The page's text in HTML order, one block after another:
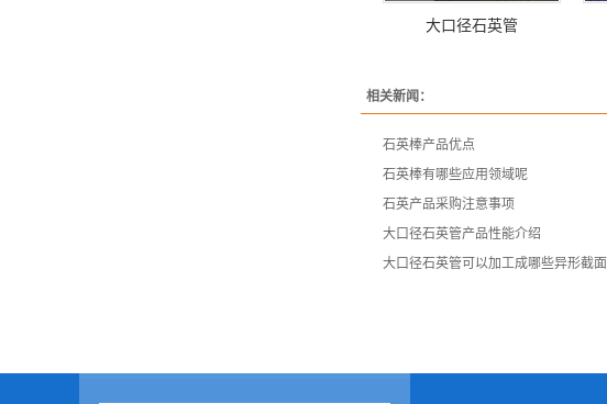
大口径石英管
相关新闻：
石英棒产品优点
石英棒有哪些应用领域呢
石英产品采购注意事项
大口径石英管产品性能介绍
大口径石英管可以加工成哪些异形截面